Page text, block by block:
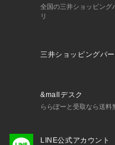
全国の三井ショッピング
リ
三井ショッピングパ
&mallデスク
ららぽーと受取なら送料
LINE公式アカウント